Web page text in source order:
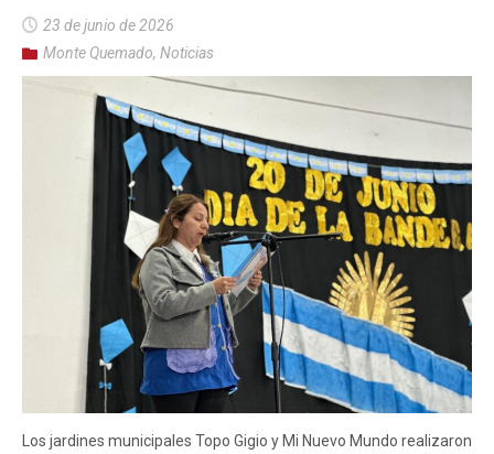
23 de junio de 2026
Monte Quemado, Noticias
Los jardines municipales Topo Gigio y Mi Nuevo Mundo realizaron